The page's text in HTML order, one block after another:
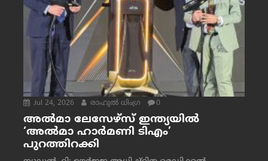
Jul 24, 2026 രാഹുല്‍ ധിംഗ്ര 0
അൽമാ ലേസേഴ്സ് ഇന്ത്യയിൽ
‘അൽമാ ഹാർമണി ടിഎം’
പുറത്തിറക്കി